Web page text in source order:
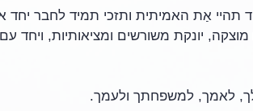
תהיי אַת האמיתית ותזכי תמיד לחבר
יונקת משורשים ומציאותיות, ויחד
לאמך, למשפחתך ולעמך.